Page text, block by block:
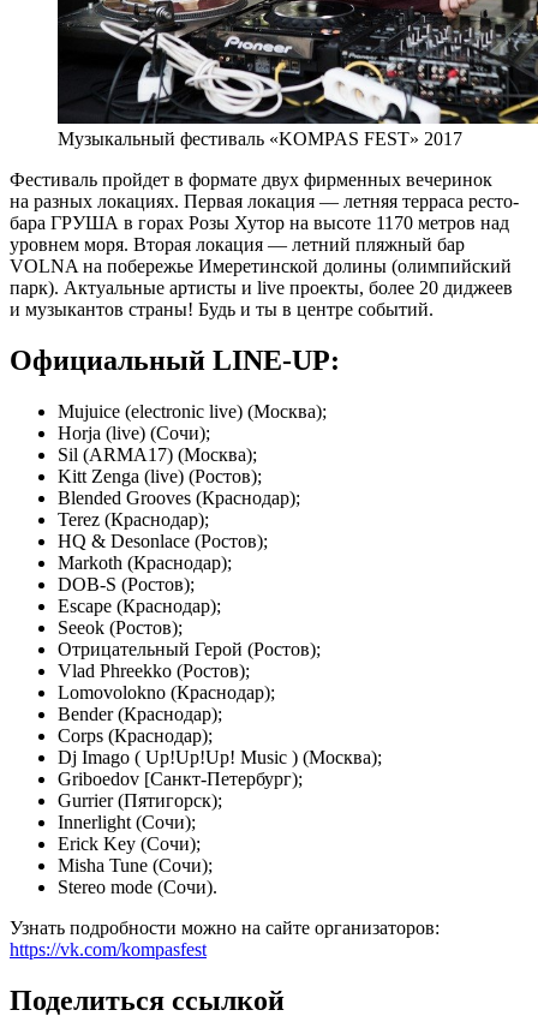
Музыкальный фестиваль «KOMPAS FEST» 2017
Фестиваль пройдет в формате двух фирменных вечеринок
на разных локациях. Первая локация — летняя терраса ресто-
бара ГРУША в горах Розы Хутор на высоте 1170 метров над
уровнем моря. Вторая локация — летний пляжный бар
VOLNA на побережье Имеретинской долины (олимпийский
парк). Актуальные артисты и live проекты, более 20 диджеев
и музыкантов страны! Будь и ты в центре событий.
Официальный LINE-UP:
Mujuice (electronic live) (Москва);
Horja (live) (Сочи);
Sil (ARMA17) (Москва);
Kitt Zenga (live) (Ростов);
Blended Grooves (Краснодар);
Terez (Краснодар);
HQ & Desonlace (Ростов);
Markoth (Краснодар);
DOB-S (Ростов);
Escape (Краснодар);
Seeok (Ростов);
Отрицательный Герой (Ростов);
Vlad Phreekko (Ростов);
Lomovolokno (Краснодар);
Bender (Краснодар);
Corps (Краснодар);
Dj Imago ( Up!Up!Up! Music ) (Москва);
Griboedov [Санкт-Петербург);
Gurrier (Пятигорск);
Innerlight (Сочи);
Erick Key (Сочи);
Misha Tune (Сочи);
Stereo mode (Сочи).
Узнать подробности можно на сайте организаторов:
https://vk.com/kompasfest
Поделиться ссылкой